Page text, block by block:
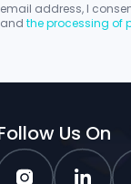
address, I
the processing of
Us On